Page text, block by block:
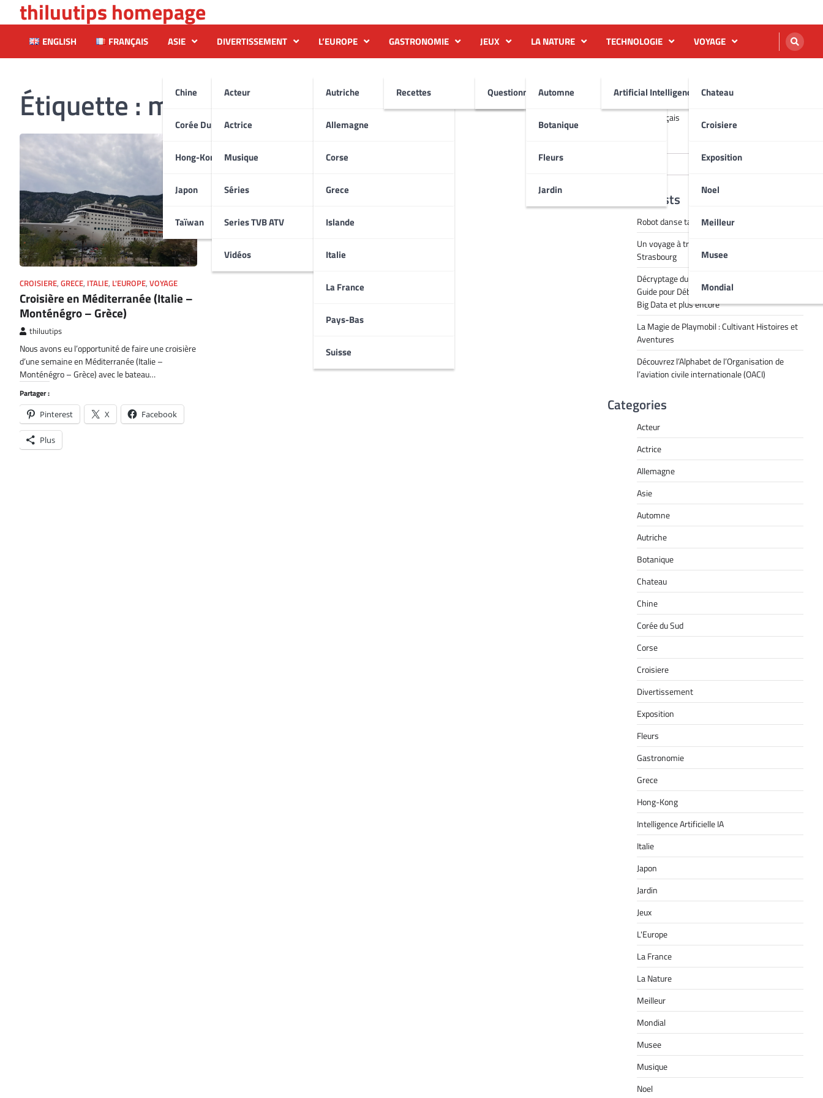
to
content
thiluutips homepage
ENGLISH FRANÇAIS ASIE
Chine
Corée Du Sud
Hong-Kong
Japon
Taïwan
DIVERTISSEMENT
Acteur
Actrice
Musique
Séries
Series TVB ATV
Vidéos
L’EUROPE
Autriche
Allemagne
Corse
Grece
Islande
Italie
La France
Pays-Bas
Suisse
GASTRONOMIE
Recettes
JEUX
Questionnaire
LA NATURE
Automne
Botanique
Fleurs
Jardin
TECHNOLOGIE
Artificial Intelligence AI
VOYAGE
Chateau
Croisiere
Exposition
Noel
Meilleur
Musee
Mondial
Étiquette : mscopera
CROISIERE, GRECE, ITALIE, L'EUROPE, VOYAGE
Croisière en Méditerranée (Italie –
Monténégro – Grèce)
thiluutips
Nous avons eu l’opportunité de faire une croisière
d’une semaine en Méditerranée (Italie –
Monténégro – Grèce) avec le bateau…
Partager :
Pinterest X Facebook
Plus
English
Français
Recent Posts
Robot danse tai chi vidéo
Un voyage à travers la magie de Noël à
Strasbourg
Décryptage du Jargon Technologique : Un
Guide pour Débutants sur le RPA, l’IA, l’API, le
Big Data et plus encore
La Magie de Playmobil : Cultivant Histoires et
Aventures
Découvrez l’Alphabet de l’Organisation de
l’aviation civile internationale (OACI)
Categories
Acteur
Actrice
Allemagne
Asie
Automne
Autriche
Botanique
Chateau
Chine
Corée du Sud
Corse
Croisiere
Divertissement
Exposition
Fleurs
Gastronomie
Grece
Hong-Kong
Intelligence Artificielle IA
Italie
Japon
Jardin
Jeux
L'Europe
La France
La Nature
Meilleur
Mondial
Musee
Musique
Noel